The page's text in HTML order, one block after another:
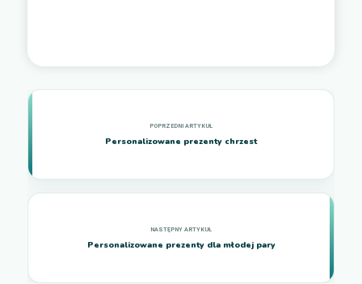
Personalizowane prezenty chrzest
Personalizowane prezenty dla młodej pary